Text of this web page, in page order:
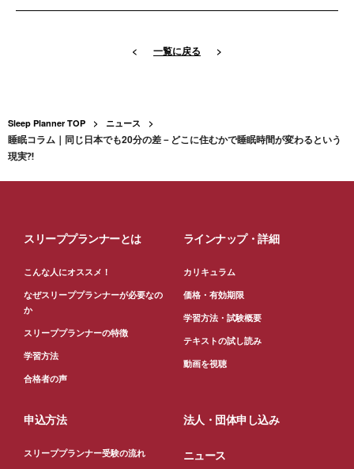
< 一覧に戻る >
Sleep Planner TOP ニュース
睡眠コラム｜同じ日本でも20分の差－どこに住むかで睡眠時間が変わるという
現実⁈
スリーププランナーとは
こんな人にオススメ！
なぜスリーププランナーが必要なの
か
スリーププランナーの特徴
学習方法
合格者の声
ラインナップ・詳細
カリキュラム
価格・有効期限
学習方法・試験概要
テキストの試し読み
動画を視聴
申込方法
スリーププランナー受験の流れ
法人・団体申し込み
ニュース